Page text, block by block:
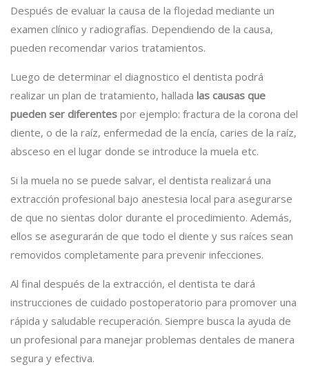
Después de evaluar la causa de la flojedad mediante un
examen clínico y radiografías. Dependiendo de la causa,
pueden recomendar varios tratamientos.
Luego de determinar el diagnostico el dentista podrá
realizar un plan de tratamiento, hallada las causas que
pueden ser diferentes por ejemplo: fractura de la corona del
diente, o de la raíz, enfermedad de la encía, caries de la raíz,
absceso en el lugar donde se introduce la muela etc.
Si la muela no se puede salvar, el dentista realizará una
extracción profesional bajo anestesia local para asegurarse
de que no sientas dolor durante el procedimiento. Además,
ellos se asegurarán de que todo el diente y sus raíces sean
removidos completamente para prevenir infecciones.
Al final después de la extracción, el dentista te dará
instrucciones de cuidado postoperatorio para promover una
rápida y saludable recuperación. Siempre busca la ayuda de
un profesional para manejar problemas dentales de manera
segura y efectiva.